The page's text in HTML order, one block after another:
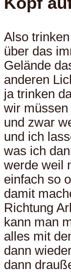
Also
über das
Gelände
anderen
ja trinken
wir
und zwar
und ich
was ich
werde weil
einfach so
damit
Richtung
kann man
alles mit
dann
dann